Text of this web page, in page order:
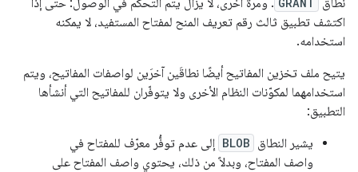
اكتشف تطبيق ثالث رقم تعريف المنح لمفتاح المستفيد، لا يمكنه
استخدامه.
يتيح ملف تخزين المفاتيح أيضًا نطاقَين آخرَين لواصفات المفاتيح، ويتم
استخدامهما لمكوّنات النظام الأخرى ولا يتوفّران للمفاتيح التي أنشأها
التطبيق:
يشير النطاق BLOB إلى عدم توفُّر معرّف للمفتاح في
واصف المفتاح، وبدلاً من ذلك، يحتوي واصف المفتاح على